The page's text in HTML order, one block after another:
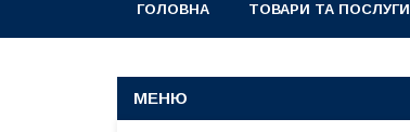
ГОЛОВНА ТОВАРИ ТА ПОСЛУГИ